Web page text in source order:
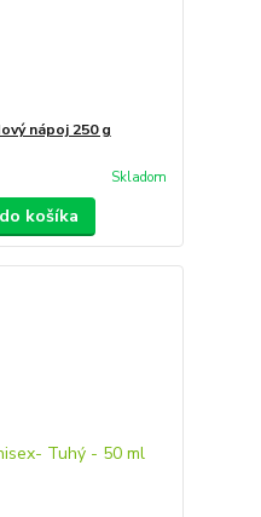
nápoj 250 g
Skladom
košíka